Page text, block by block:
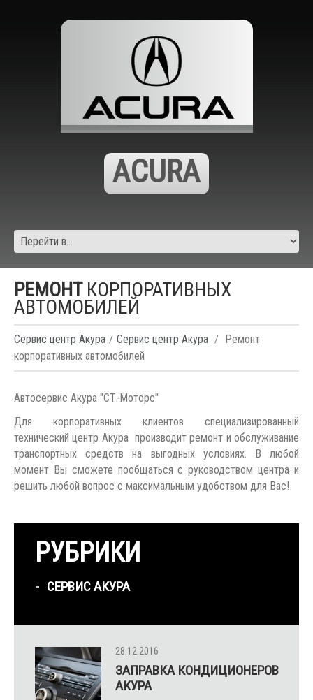
ACURA
РЕМОНТКОРПОРАТИВНЫХ
АВТОМОБИЛЕЙ
Сервис центр Акура Сервис центр Акура
Ремонт
корпоративных автомобилей
Автосервис Акура "СТ-Моторс"
Для корпоративных клиентов специализированный
технический центр Акура производит ремонт и обслуживание
транспортных средств на выгодных условиях. В любой
момент Вы сможете пообщаться с руководством центра и
решить любой вопрос с максимальным удобством для Вас!
РУБРИКИ
СЕРВИС АКУРА
28.12.2016
ЗАПРАВКА КОНДИЦИОНЕРОВ
АКУРА